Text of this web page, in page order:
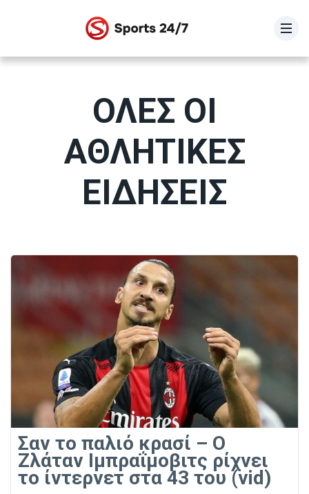
ΟΛΕΣ ΟΙ
ΑΘΛΗΤΙΚΕΣ
ΕΙΔΗΣΕΙΣ
Σαν το παλιό κρασί – Ο
Ζλάταν Ιμπραΐμοβιτς ρίχνει
το ίντερνετ στα 43 του (vid)
Κύπελλο Ελλάδας
ΕΘΝΙΚΗ ΕΛΛΑΔΟΣ